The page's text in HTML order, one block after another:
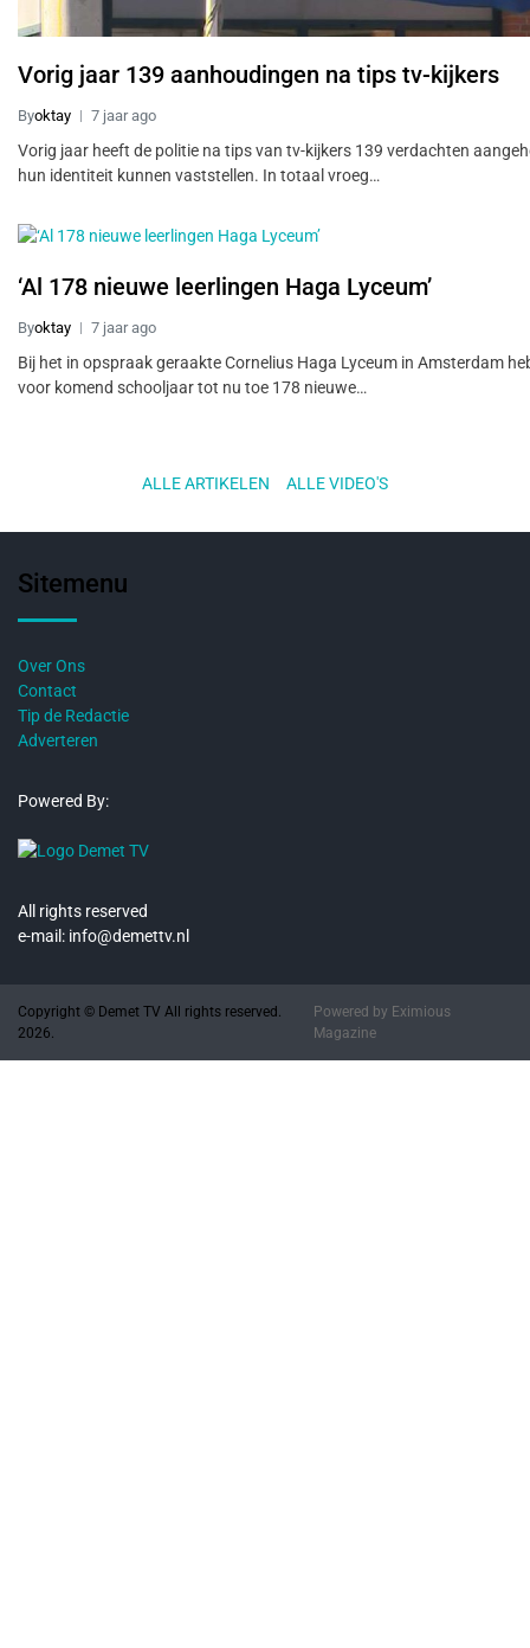
Vorig jaar 139 aanhoudingen na tips tv-kijkers
Byoktay 7 jaar ago
Vorig jaar heeft de politie na tips van tv-kijkers 139 verdachten
hun identiteit kunnen vaststellen. In totaal vroeg…
‘Al 178 nieuwe leerlingen Haga Lyceum’
Byoktay 7 jaar ago
Bij het in opspraak geraakte Cornelius Haga Lyceum in Amsterdam
voor komend schooljaar tot nu toe 178 nieuwe…
ALLE ARTIKELEN ALLE VIDEO'S
Sitemenu
Over Ons
Contact
Tip de Redactie
Adverteren
Powered By:
All rights reserved
e-mail: info@demettv.nl
Copyright © Demet TV All rights reserved.
2026.
Powered by Eximious
Magazine